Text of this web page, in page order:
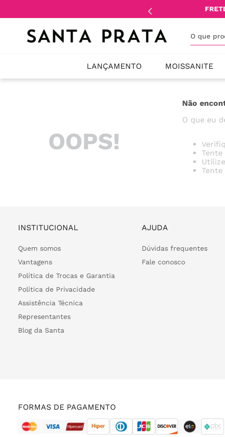
LANÇAMENTO MOISSANITE
OOPS!
Não
O que eu
INSTITUCIONAL
Quem somos
Vantagens
Política de Trocas e Garantia
Política de Privacidade
Assistência Técnica
Representantes
Blog da Santa
AJUDA
Dúvidas frequentes
Fale conosco
FORMAS DE PAGAMENTO